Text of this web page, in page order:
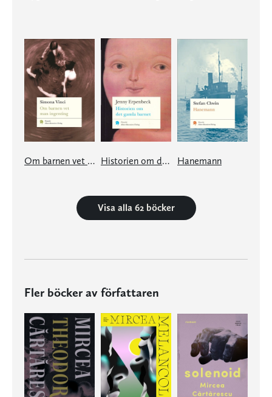
Om barnen vet man ingenting Historien om det gamla barnet Hanemann
Visa alla 62 böcker
Fler böcker av författaren